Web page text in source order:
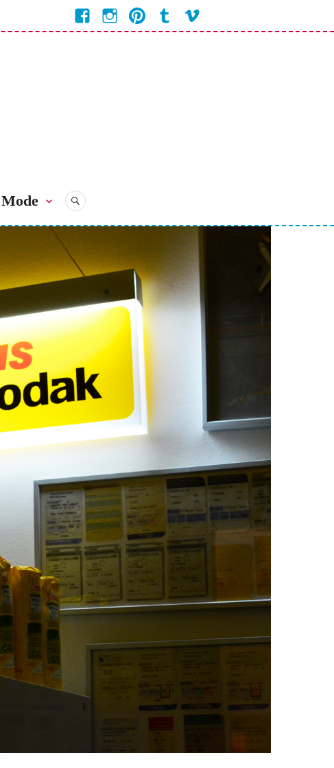
Facebook
Bienvenue
Chez
Instagram
Bienvenue
Chez
Pinterest
Bienvenue
Chez
Tumblr
Bienvenue
Chezchez
Coline
Mode RECHERCHE